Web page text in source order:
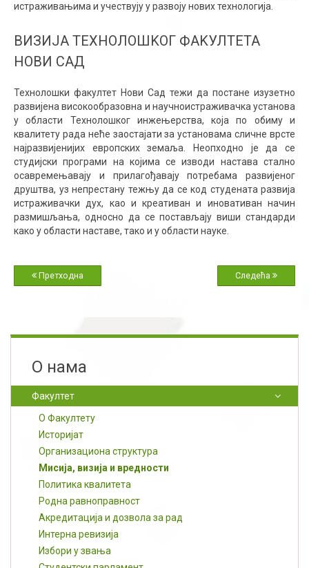
истраживањима и учествују у развоју нових технологија.
ВИЗИЈА ТЕХНОЛОШKОГ ФАKУЛТЕТА
НОВИ САД
Технолошки факултет Нови Сад тежи да постане изузетно
развијена високообразовна и научноистраживачка установа
у области Технолошког инжењерства, која по обиму и
квалитету рада неће заостајати за установама сличне врсте
најразвијенијих европских земаља. Неопходно је да се
студијски програми на којима се изводи настава стално
осавремењавају и прилагођавају потребама развијеног
друштва, уз непрестану тежњу да се код студената развија
истраживачки дух, као и креативан и иновативан начин
размишљања, односно да се постављају виши стандарди
како у области наставе, тако и у области науке.
Претходна Следећа
О нама
Факултет
O Факултету
Историјат
Организациона структура
Мисија, визија и вредности
Политика квалитета
Родна равноправност
Aкредитација и дозвола за рад
Интерна ревизија
Избори у звања